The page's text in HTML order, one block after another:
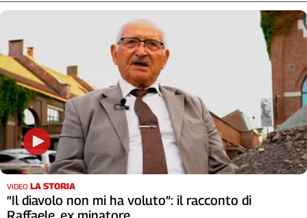
VIDEO LA STORIA
“Il diavolo non mi ha voluto”: il racconto di